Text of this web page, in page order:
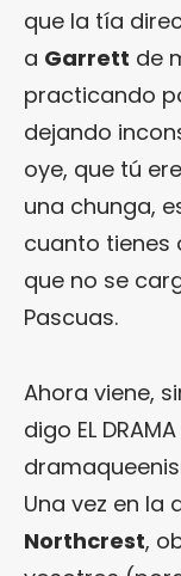
que la tía
a Garrett de
practicando
dejando
oye, que tú
una chunga,
cuanto tienes
que no se
Pascuas.
Ahora viene,
digo EL
Una vez en la
Northcrest,